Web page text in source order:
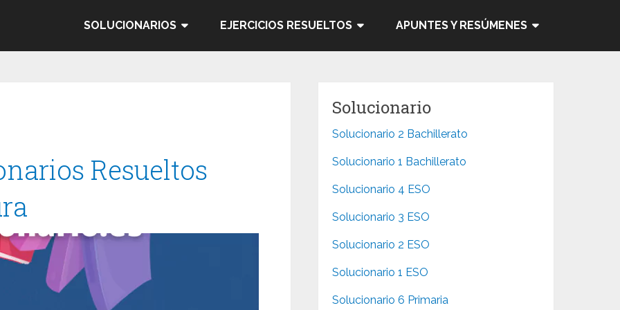
SOLUCIONARIOS EJERCICIOS RESUELTOS APUNTES Y RESÚMENES
Resueltos
Solucionario
Solucionario 2 Bachillerato
Solucionario 1 Bachillerato
Solucionario 4 ESO
Solucionario 3 ESO
Solucionario 2 ESO
Solucionario 1 ESO
Solucionario 6 Primaria